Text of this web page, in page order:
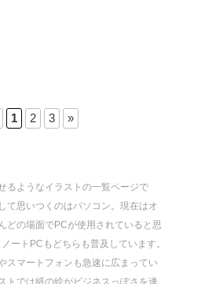
1 2 3 »
るようなイラストの一覧ページで
て思いつくのはパソコン。現在はオ
どの場面でPCが使用されていると思
ートPCもどちらも普及しています。
スマートフォンも急速に広まってい
トでは紙の絵がビジネスっぽさを連